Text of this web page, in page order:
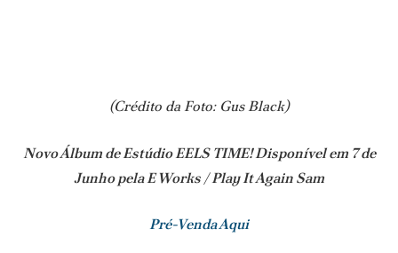
(Crédito da Foto: Gus Black)
Novo Álbum de Estúdio EELS TIME! Disponível em 7 de
Junho pela E Works / Play It Again Sam
Pré-Venda Aqui